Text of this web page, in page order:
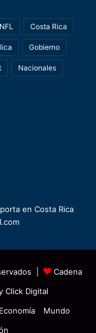
Costa Rica
Gobierno
Nacionales
en Costa Rica
|
Cadena
Click Digital
Economía
Mundo